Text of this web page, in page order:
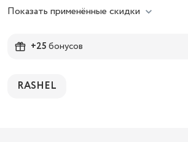
Показать применённые скидки
+25бонусов
RASHEL